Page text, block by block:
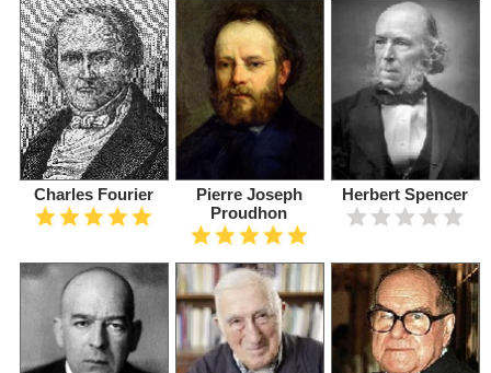
Charles Fourier
Pierre Joseph
Proudhon
Herbert Spencer